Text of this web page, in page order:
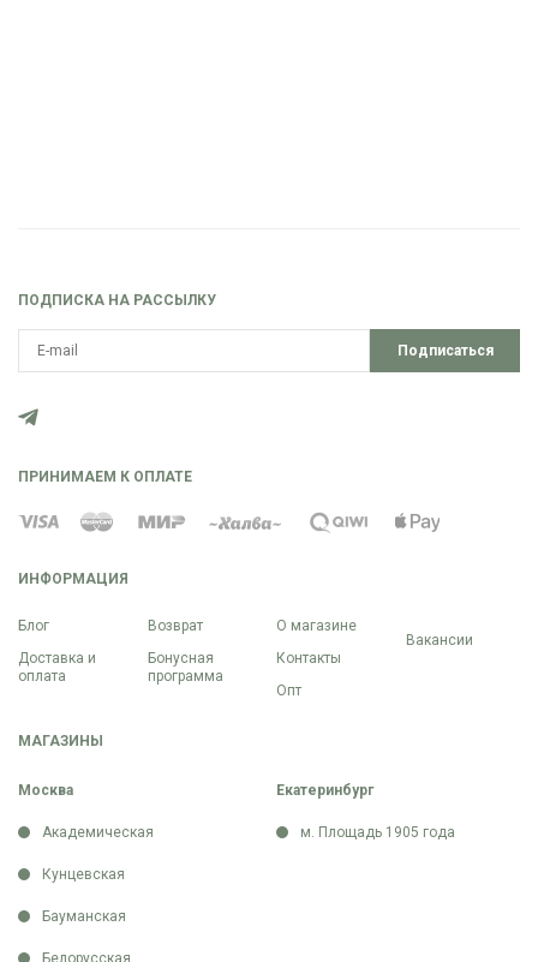
ИНФОРМАЦИЯ
Блог
Доставка и
оплата
Возврат
Бонусная
программа
О магазине
Контакты
Опт
Вакансии
МАГАЗИНЫ
Москва
Академическая
Кунцевская
Бауманская
Белорусская
Екатеринбург
м. Площадь 1905 года
ПОДПИСКА НА РАССЫЛКУ
Подписаться
ПРИНИМАЕМ К ОПЛАТЕ